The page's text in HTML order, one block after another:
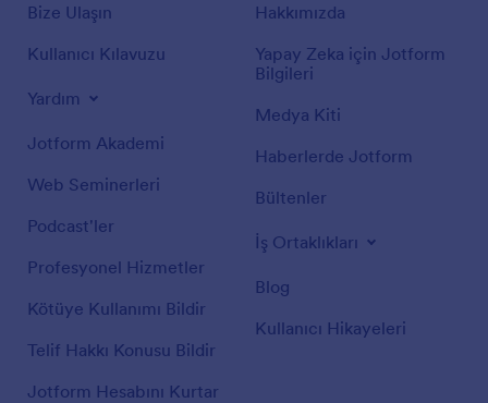
Bize Ulaşın
Kullanıcı Kılavuzu
Yardım
Jotform Akademi
Web Seminerleri
Podcast'ler
Profesyonel Hizmetler
Kötüye Kullanımı Bildir
Telif Hakkı Konusu Bildir
Jotform Hesabını Kurtar
Hakkımızda
Yapay Zeka için Jotform
Bilgileri
Medya Kiti
Haberlerde Jotform
Bültenler
İş Ortaklıkları
Blog
Kullanıcı Hikayeleri